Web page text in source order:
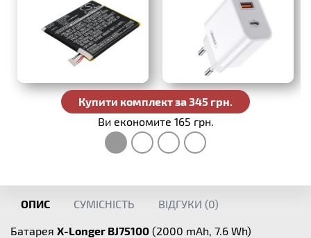
Купити комплект за 345 грн.
Ви економите 165 грн.
ОПИС СУМІСНІСТЬ ВІДГУКИ (0)
Батарея X-Longer BJ75100 (2000 mAh, 7.6 Wh)